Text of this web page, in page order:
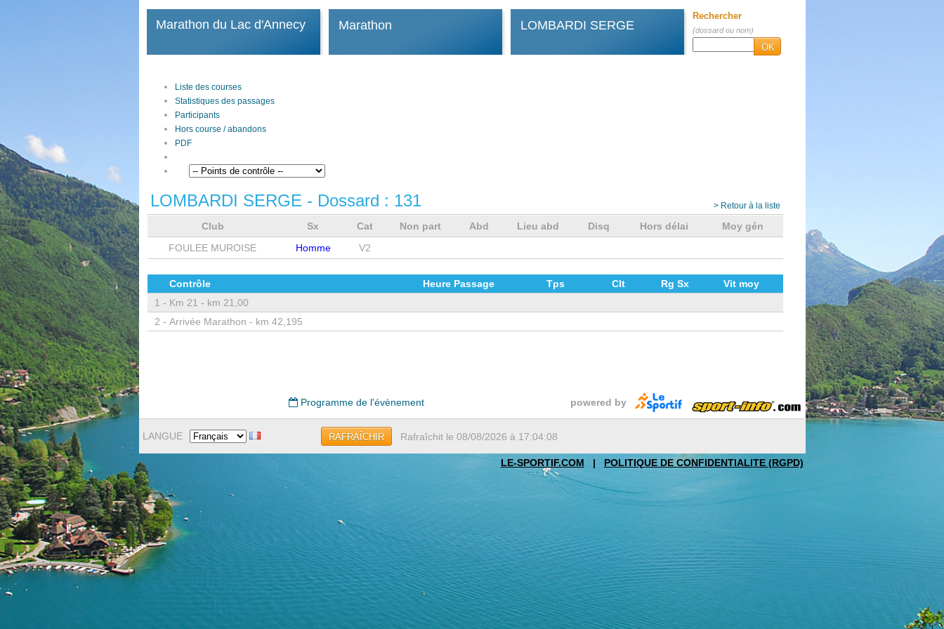
Marathon du Lac d'Annecy Marathon LOMBARDI SERGE
Rechercher
(dossard ou nom)
OK
Liste des courses
Statistiques des passages
Participants
Hors course / abandons
PDF
LOMBARDI SERGE - Dossard : 131 > Retour à la liste
Club Sx Cat Non part Abd Lieu abd Disq Hors délai
Moy gén
FOULEE MUROISE
Homme V2
Contrôle Heure Passage Tps Clt Rg Sx
Vit moy
1 - Km 21 - km 21,00
2 - Arrivée Marathon - km 42,195
Programme de l'évènement powered by
LANGUE RAFRAÎCHIR Rafraîchit le 08/08/2026 à 17:04:08
LE-SPORTIF.COM | POLITIQUE DE CONFIDENTIALITE (RGPD)